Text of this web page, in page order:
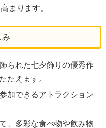
まります。
み
られた七夕飾りの優秀作
たえます。
加できるアトラクション
、多彩な食べ物や飲み物